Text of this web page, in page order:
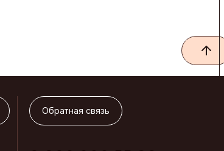
Обратная связь